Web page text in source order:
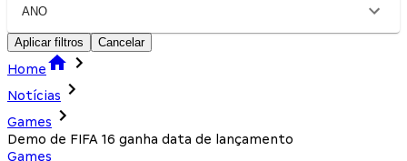
ANO
Aplicar filtros Cancelar
Home
Notícias
Games
Demo de FIFA 16 ganha data de lançamento
Games